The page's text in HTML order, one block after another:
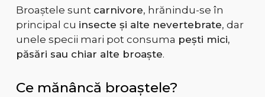
Broaștele sunt carnivore, hrănindu-se în
principal cu insecte și alte nevertebrate, dar
unele specii mari pot consuma pești mici,
păsări sau chiar alte broaște.
Ce mănâncă broaștele?